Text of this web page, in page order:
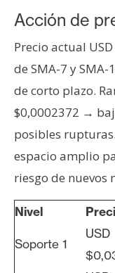
n
t
a
c
t
o
y
u
b
l
i
Acción de
Precio actual
de SMA-7 y
de corto plazo.
$0,0002372 →
posibles
espacio amplio
riesgo de nuevos
Nivel
Soporte 1
USD